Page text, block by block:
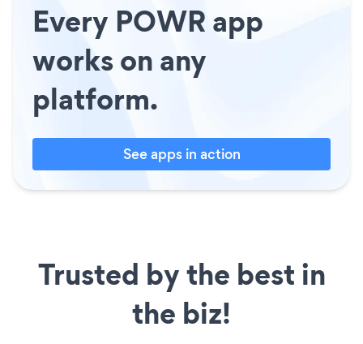
Every POWR app
works on any
platform.
See apps in action
Trusted by the best in
the biz!